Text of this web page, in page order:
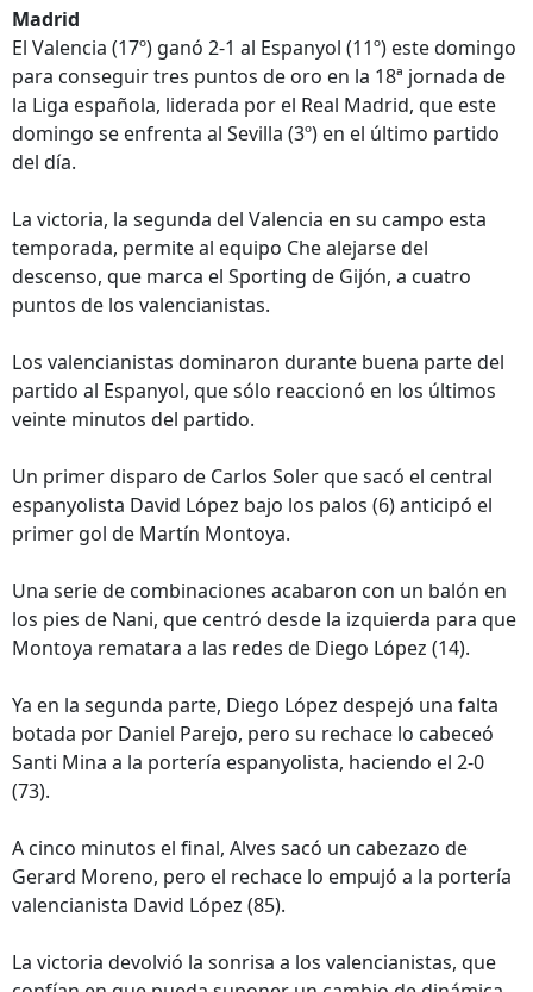
Madrid
El Valencia (17º) ganó 2-1 al Espanyol (11º) este domingo
para conseguir tres puntos de oro en la 18ª jornada de
la Liga española, liderada por el Real Madrid, que este
domingo se enfrenta al Sevilla (3º) en el último partido
del día.
La victoria, la segunda del Valencia en su campo esta
temporada, permite al equipo Che alejarse del
descenso, que marca el Sporting de Gijón, a cuatro
puntos de los valencianistas.
Los valencianistas dominaron durante buena parte del
partido al Espanyol, que sólo reaccionó en los últimos
veinte minutos del partido.
Un primer disparo de Carlos Soler que sacó el central
espanyolista David López bajo los palos (6) anticipó el
primer gol de Martín Montoya.
Una serie de combinaciones acabaron con un balón en
los pies de Nani, que centró desde la izquierda para que
Montoya rematara a las redes de Diego López (14).
Ya en la segunda parte, Diego López despejó una falta
botada por Daniel Parejo, pero su rechace lo cabeceó
Santi Mina a la portería espanyolista, haciendo el 2-0
(73).
A cinco minutos el final, Alves sacó un cabezazo de
Gerard Moreno, pero el rechace lo empujó a la portería
valencianista David López (85).
La victoria devolvió la sonrisa a los valencianistas, que